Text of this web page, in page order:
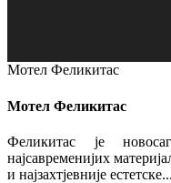
Мотел Феликитас
Мотел Феликитас
Феликитас је
најсавременијих
и најзахтјевније естетске...